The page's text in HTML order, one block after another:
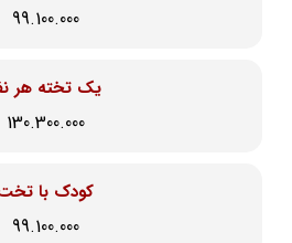
99.100.000
یک تخته هر
130.300.000
کودک با
99.100.000